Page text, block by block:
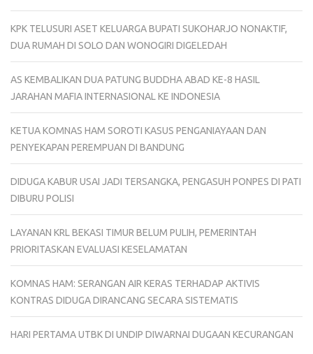
KPK TELUSURI ASET KELUARGA BUPATI SUKOHARJO NONAKTIF,
DUA RUMAH DI SOLO DAN WONOGIRI DIGELEDAH
AS KEMBALIKAN DUA PATUNG BUDDHA ABAD KE-8 HASIL
JARAHAN MAFIA INTERNASIONAL KE INDONESIA
KETUA KOMNAS HAM SOROTI KASUS PENGANIAYAAN DAN
PENYEKAPAN PEREMPUAN DI BANDUNG
DIDUGA KABUR USAI JADI TERSANGKA, PENGASUH PONPES DI PATI
DIBURU POLISI
LAYANAN KRL BEKASI TIMUR BELUM PULIH, PEMERINTAH
PRIORITASKAN EVALUASI KESELAMATAN
KOMNAS HAM: SERANGAN AIR KERAS TERHADAP AKTIVIS
KONTRAS DIDUGA DIRANCANG SECARA SISTEMATIS
HARI PERTAMA UTBK DI UNDIP DIWARNAI DUGAAN KECURANGAN